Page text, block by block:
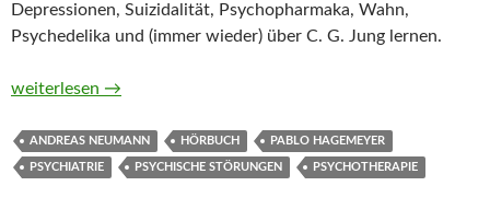
Depressionen, Suizidalität, Psychopharmaka, Wahn,
Psychedelika und (immer wieder) über C. G. Jung lernen.
Der Patient, der mit der Stille sprach von Pablo Hagemeyer
weiterlesen →
ANDREAS NEUMANN HÖRBUCH PABLO HAGEMEYER
PSYCHIATRIE PSYCHISCHE STÖRUNGEN PSYCHOTHERAPIE